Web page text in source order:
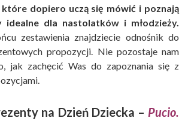
dopiero uczą się mówić i poznają
dla nastolatków i młodzieży.
zestawienia znajdziecie odnośnik do
propozycji. Nie pozostaje nam
jak zachęcić Was do zapoznania się z
na Dzień Dziecka – Pucio.